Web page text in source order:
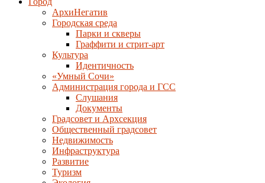
АрхиНегатив
Городская среда
Парки и скверы
Граффити и стрит-арт
Культура
Идентичность
«Умный Сочи»
Администрация города и ГСС
Слушания
Документы
Градсовет и Архсекция
Общественный градсовет
Недвижимость
Инфраструктура
Развитие
Туризм